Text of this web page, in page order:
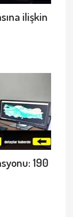
ilişkin
190